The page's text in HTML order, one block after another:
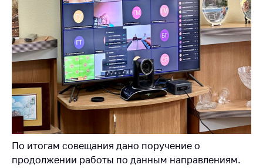
Сообщить о росте
цен на товары
Сообщить о росте
цен на лекарства и
медицинские
изделия
Контакты
Адрес и режим
работы
Приемная
Министра
По итогам совещания дано поручение о
продолжении работы по данным направлениям.